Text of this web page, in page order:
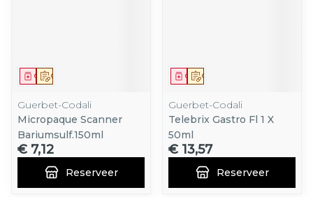
Op voorschrift
Geneesmiddel
Guerbet-Codali
Micropaque Scanner
Bariumsulf.150ml
€ 7,12
Reserveer
Op voorschrift
Geneesmiddel
Guerbet-Codali
Telebrix Gastro Fl 1 X
50ml
€ 13,57
Reserveer